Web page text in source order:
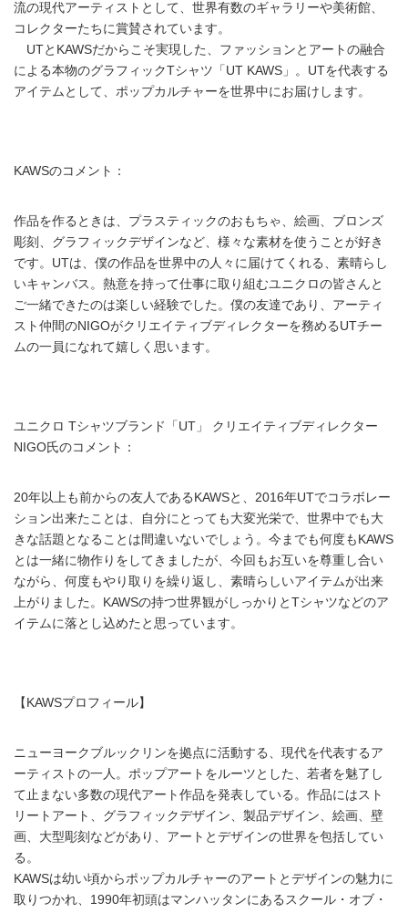
流の現代アーティストとして、世界有数のギャラリーや美術館、
コレクターたちに賞賛されています。
UTとKAWSだからこそ実現した、ファッションとアートの融合
による本物のグラフィックTシャツ「UT KAWS」。UTを代表する
アイテムとして、ポップカルチャーを世界中にお届けします。
KAWSのコメント：
作品を作るときは、プラスティックのおもちゃ、絵画、ブロンズ
彫刻、グラフィックデザインなど、様々な素材を使うことが好き
です。UTは、僕の作品を世界中の人々に届けてくれる、素晴らし
いキャンバス。熱意を持って仕事に取り組むユニクロの皆さんと
ご一緒できたのは楽しい経験でした。僕の友達であり、アーティ
スト仲間のNIGOがクリエイティブディレクターを務めるUTチー
ムの一員になれて嬉しく思います。
ユニクロ Tシャツブランド「UT」 クリエイティブディレクター
NIGO氏のコメント：
20年以上も前からの友人であるKAWSと、2016年UTでコラボレー
ション出来たことは、自分にとっても大変光栄で、世界中でも大
きな話題となることは間違いないでしょう。今までも何度もKAWS
とは一緒に物作りをしてきましたが、今回もお互いを尊重し合い
ながら、何度もやり取りを繰り返し、素晴らしいアイテムが出来
上がりました。KAWSの持つ世界観がしっかりとTシャツなどのア
イテムに落とし込めたと思っています。
【KAWSプロフィール】
ニューヨークブルックリンを拠点に活動する、現代を代表するア
ーティストの一人。ポップアートをルーツとした、若者を魅了し
て止まない多数の現代アート作品を発表している。作品にはスト
リートアート、グラフィックデザイン、製品デザイン、絵画、壁
画、大型彫刻などがあり、アートとデザインの世界を包括してい
る。
KAWSは幼い頃からポップカルチャーのアートとデザインの魅力に
取りつかれ、1990年初頭はマンハッタンにあるスクール・オブ・